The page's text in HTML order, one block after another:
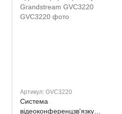
Артикул: GVC3220
Система
відеоконференцзв'язку